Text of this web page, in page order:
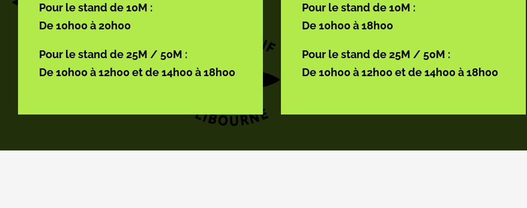
Pour le stand de 10M :
De 10h00 à 20h00
Pour le stand de 25M / 50M :
De 10h00 à 12h00 et de 14h00 à 18h00
Pour le stand de 10M :
De 10h00 à 18h00
Pour le stand de 25M / 50M :
De 10h00 à 12h00 et de 14h00 à 18h00